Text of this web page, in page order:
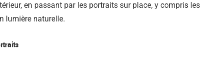
en passant par les portraits sur place, y compris les
lumière naturelle.